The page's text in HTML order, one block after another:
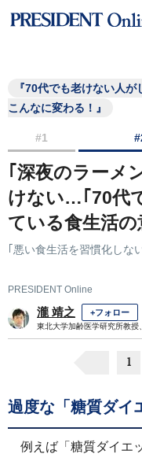
『70代でも老けない人
こんなに変わる！』
#1
｢深夜のラーメ
けない…｢70代
ている食生活
｢悪い食生活を習慣化し
PRESIDENT Online
瀧 靖之 +フォロー
東北大学加齢医学研究所教授
1
過度な「糖質ダイ
例えば「糖質ダイエ